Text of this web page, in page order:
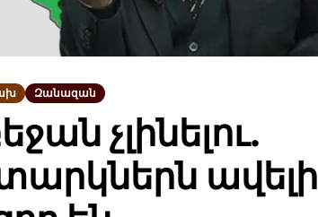
Զանազան
չլինելու.
ավելի